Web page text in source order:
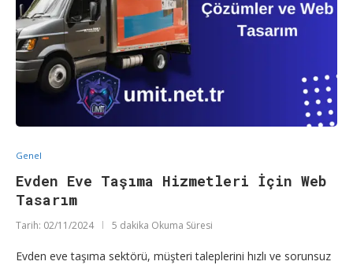
Genel
Evden Eve Taşıma Hizmetleri İçin Web
Tasarım
Tarih: 02/11/2024 5 dakika Okuma Süresi
Evden eve taşıma sektörü, müşteri taleplerini hızlı ve sorunsuz